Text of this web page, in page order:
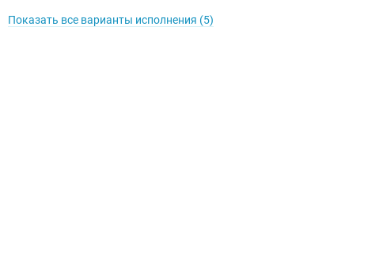
Показать все варианты исполнения (5)